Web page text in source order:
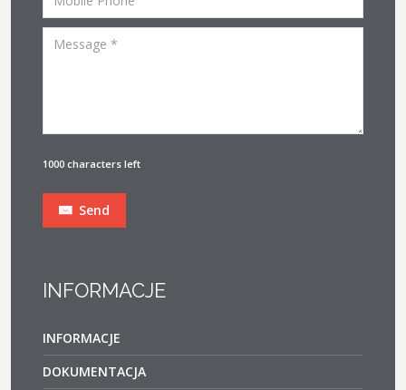
1000 characters left
Send
INFORMACJE
INFORMACJE
DOKUMENTACJA